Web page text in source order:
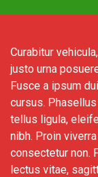
Curabitur
justo urna
Fusce a ipsum
cursus.
tellus ligula,
nibh. Proin
consectetur non.
lectus vitae,